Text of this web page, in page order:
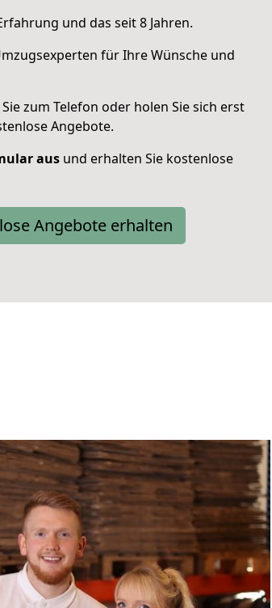
und das seit 8 Jahren.
für Ihre Wünsche und
zum Telefon oder holen Sie sich erst
Angebote.
aus und erhalten Sie kostenlose
Angebote erhalten